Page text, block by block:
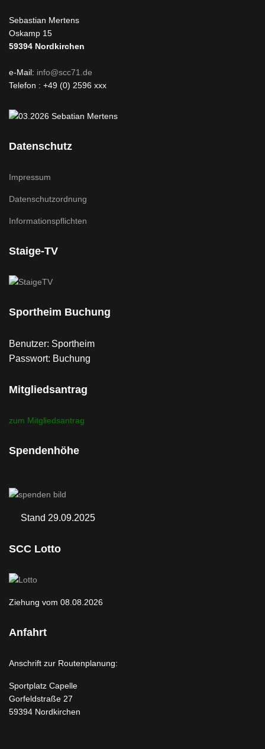
Sebastian Mertens
Oskamp 15
59394 Nordkirchen
e-Mail: info@scc71.de
Telefon : +49 (0) 2596 xxx
Datenschutz
Impressum
Datenschutzordnung
Informationspflichten
Staige-TV
Sportheim Buchung
Benutzer: Sportheim
Passwort: Buchung
Mitgliedsantrag
zum Mitgliedsantrag
Spendenhöhe
Stand 29.09.2025
SCC Lotto
Ziehung vom 08.08.2026
Anfahrt
Anschrift zur Routenplanung:
Sportplatz Capelle
Gorfeldstraße 27
59394 Nordkirchen